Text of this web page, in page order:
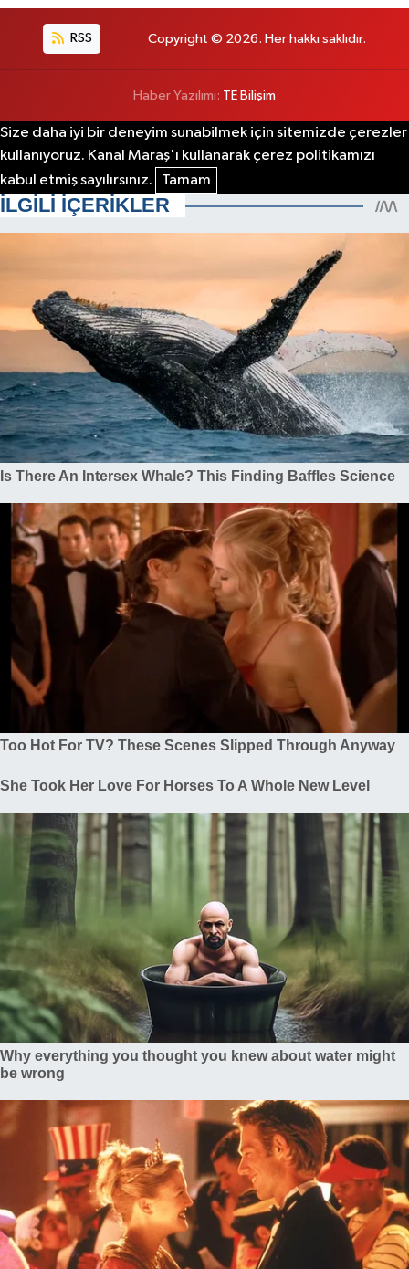
RSS Copyright © 2026. Her hakkı saklıdır.
Haber Yazılımı: TE Bilişim
Size daha iyi bir deneyim sunabilmek için sitemizde çerezler
kullanıyoruz. Kanal Maraş'ı kullanarak çerez politikamızı
kabul etmiş sayılırsınız.
Tamam